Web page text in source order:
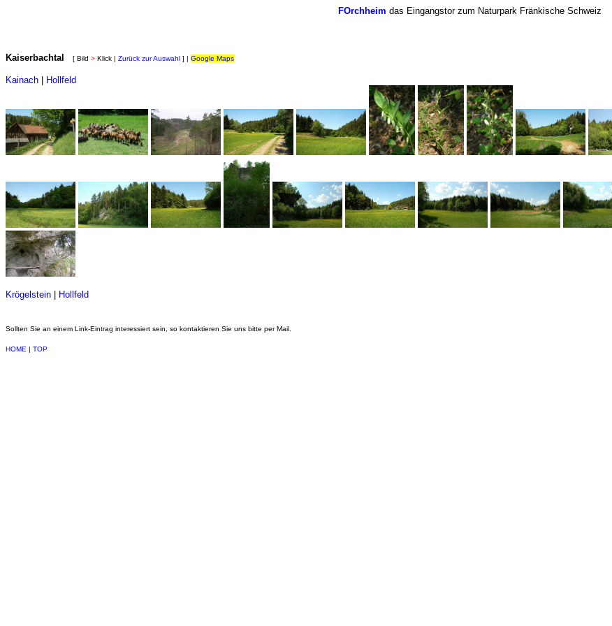
FOrchheim das Eingangstor zum Naturpark Fränkische Schweiz
Kaiserbachtal [ Bild > Klick | Zurück zur Auswahl ] | Google Maps
Kainach Hollfeld
Krögelstein Hollfeld
Sollten Sie an einem Link-Eintrag interessiert sein, so kontaktieren Sie uns bitte per Mail.
HOME | TOP